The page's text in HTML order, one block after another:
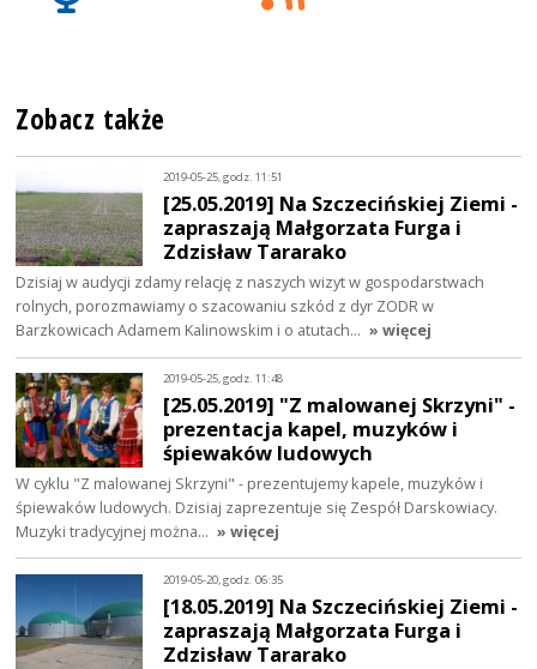
Zobacz także
2019-05-25, godz. 11:51
[25.05.2019] Na Szczecińskiej Ziemi -
zapraszają Małgorzata Furga i
Zdzisław Tararako
Dzisiaj w audycji zdamy relację z naszych wizyt w gospodarstwach
rolnych, porozmawiamy o szacowaniu szkód z dyr ZODR w
Barzkowicach Adamem Kalinowskim i o atutach… » więcej
2019-05-25, godz. 11:48
[25.05.2019] "Z malowanej Skrzyni" -
prezentacja kapel, muzyków i
śpiewaków ludowych
W cyklu "Z malowanej Skrzyni" - prezentujemy kapele, muzyków i
śpiewaków ludowych. Dzisiaj zaprezentuje się Zespół Darskowiacy.
Muzyki tradycyjnej można… » więcej
2019-05-20, godz. 06:35
[18.05.2019] Na Szczecińskiej Ziemi -
zapraszają Małgorzata Furga i
Zdzisław Tararako